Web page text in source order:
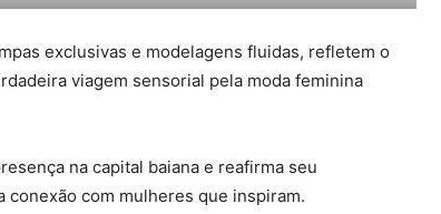
exclusivas e modelagens fluidas, refletem o
viagem sensorial pela moda feminina
na capital baiana e reafirma seu
com mulheres que inspiram.